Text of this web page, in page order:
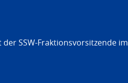
SSW-Fraktionsvorsitzende im